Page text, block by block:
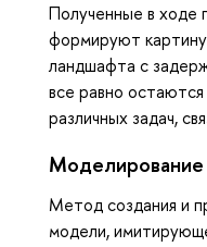
Полученные в ходе
формируют картину
ландшафта с
все равно
различных задач,
Моделирование
Метод создания и
модели,